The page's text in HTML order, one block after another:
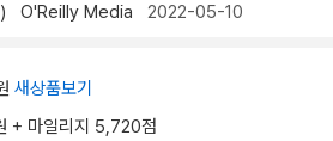
O'Reilly Media 2022-05-10
새상품보기
+ 마일리지 5,720점